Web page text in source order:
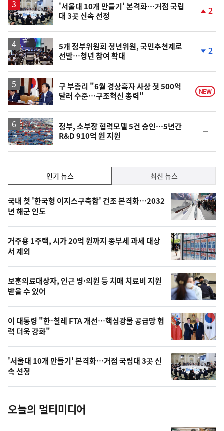
'서울대 10개 만들기' 본격화…거점 국립
대 3곳 신속 선정
상
2
5개 정부위원회 청년위원, 국민추천제로
선발…청년 참여 확대
하
락
2
구 부총리 "6월 경상흑자 사상 첫 500억
달러 수준…구조혁신 총력"
NEW
정부, 소부장 협력모델 5건 승인…5년간
R&D 910억 원 지원
일
기,
최
신,
오
늘
의
영
상
오
늘
의
사
진
인기 뉴스 최신 뉴스
인
기
뉴
스
국내 첫 '한국형 이지스구축함' 건조 본격화…2032
년 해군 인도
거주용 1주택, 시가 20억 원까지 종부세 과세 대상
서 제외
보훈의료대상자, 인근 병·의원 등 치매 치료비 지원
받을 수 있어
이 대통령 "한-칠레 FTA 개선…핵심광물 공급망 협
력 더욱 강화"
'서울대 10개 만들기' 본격화…거점 국립대 3곳 신
속 선정
오늘의 멀티미디어